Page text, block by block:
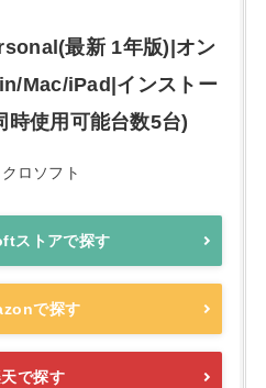
最新 1年版)|オン
Mac/iPad|インストー
時使用可能台数5台)
ロソフト
ストアで探す
で探す
で探す